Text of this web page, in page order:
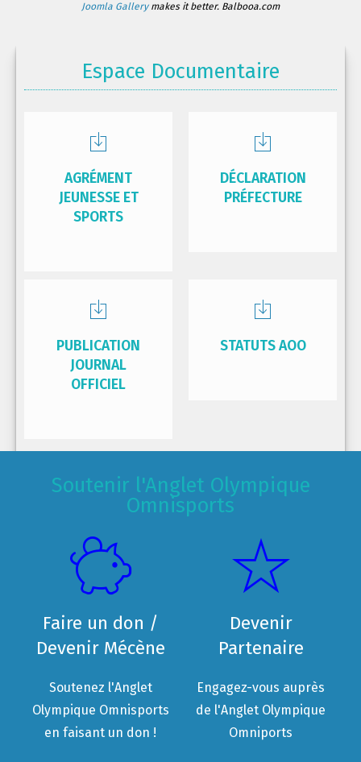
Joomla Gallerymakes it better. Balbooa.com
Espace Documentaire
AGRÉMENT
JEUNESSE ET
SPORTS
DÉCLARATION
PRÉFECTURE
PUBLICATION
JOURNAL
OFFICIEL
STATUTS AOO
Soutenir l'Anglet Olympique
Omnisports
Faire un don /
Devenir Mécène
Soutenez l'Anglet
Olympique Omnisports
en faisant un don !
Devenir
Partenaire
Engagez-vous auprès
de l'Anglet Olympique
Omniports